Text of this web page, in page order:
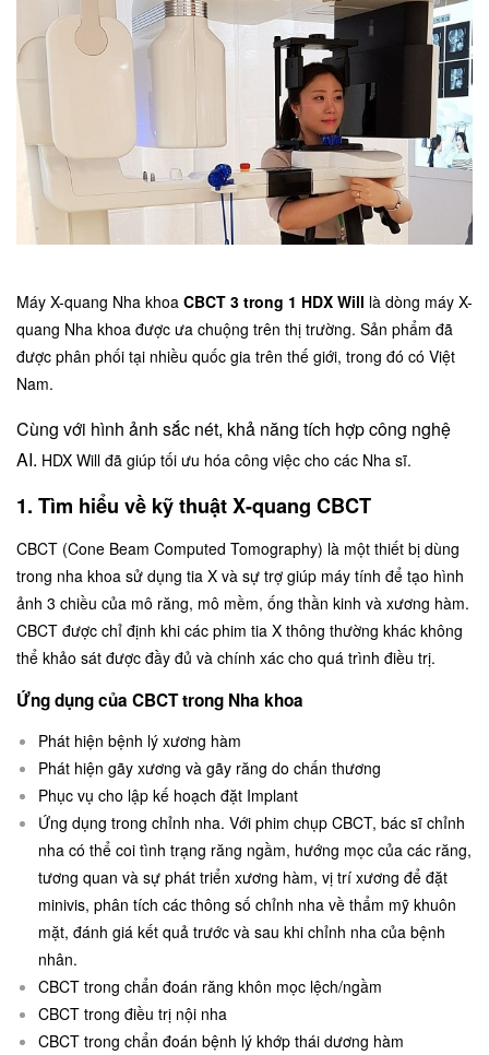
Máy X-quang Nha khoa CBCT 3 trong 1 HDX Will là dòng máy X-
quang Nha khoa được ưa chuộng trên thị trường. Sản phẩm đã
được phân phối tại nhiều quốc gia trên thế giới, trong đó có Việt
Nam.
Cùng với hình ảnh sắc nét, khả năng tích hợp công nghệ
AI. HDX Will đã giúp tối ưu hóa công việc cho các Nha sĩ.
1. Tìm hiểu về kỹ thuật X-quang CBCT
CBCT (Cone Beam Computed Tomography) là một thiết bị dùng
trong nha khoa sử dụng tia X và sự trợ giúp máy tính để tạo hình
ảnh 3 chiều của mô răng, mô mềm, ống thần kinh và xương hàm.
CBCT được chỉ định khi các phim tia X thông thường khác không
thể khảo sát được đầy đủ và chính xác cho quá trình điều trị.
Ứng dụng của CBCT trong Nha khoa
Phát hiện bệnh lý xương hàm
Phát hiện gãy xương và gãy răng do chấn thương
Phục vụ cho lập kế hoạch đặt Implant
Ứng dụng trong chỉnh nha. Với phim chụp CBCT, bác sĩ chỉnh
nha có thể coi tình trạng răng ngầm, hướng mọc của các răng,
tương quan và sự phát triển xương hàm, vị trí xương để đặt
minivis, phân tích các thông số chỉnh nha về thẩm mỹ khuôn
mặt, đánh giá kết quả trước và sau khi chỉnh nha của bệnh
nhân.
CBCT trong chẩn đoán răng khôn mọc lệch/ngầm
CBCT trong điều trị nội nha
CBCT trong chẩn đoán bệnh lý khớp thái dương hàm